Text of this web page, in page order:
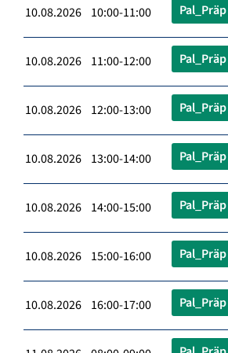
10.08.2026 10:00-11:00 Pal_Präp
10.08.2026 11:00-12:00 Pal_Präp
10.08.2026 12:00-13:00 Pal_Präp
10.08.2026 13:00-14:00 Pal_Präp
10.08.2026 14:00-15:00 Pal_Präp
10.08.2026 15:00-16:00 Pal_Präp
10.08.2026 16:00-17:00 Pal_Präp